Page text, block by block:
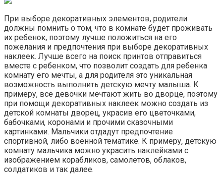
При выборе декоративных элементов, родители
должны помнить о том, что в комнате будет проживать
их ребенок, поэтому лучше положиться на его
пожелания и предпочтения при выборе декоративных
наклеек. Лучше всего на поиск принтов отправиться
вместе с ребенком, что позволит создать для ребенка
комнату его мечты, а для родителя это уникальная
возможность выполнить детскую мечту малыша. К
примеру, все девочки мечтают жить во дворце, поэтому
при помощи декоративных наклеек можно создать из
детской комнаты дворец, украсив его цветочками,
бабочками, коронами и прочими сказочными
картинками. Мальчики отдадут предпочтение
спортивной, либо военной тематике. К примеру, детскую
комнату мальчика можно украсить наклейками с
изображением корабликов, самолетов, облаков,
солдатиков и так далее.